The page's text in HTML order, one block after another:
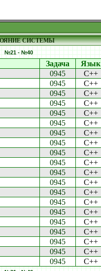
СИСТЕМЫ
№21 - №40
Задача Язык
0945 C++
0945 C++
0945 C++
0945 C++
0945 C++
0945 C++
0945 C++
0945 C++
0945 C++
0945 C++
0945 C++
0945 C++
0945 C++
0945 C++
0945 C++
0945 C++
0945 C++
0945 C++
0945 C++
0945 C++